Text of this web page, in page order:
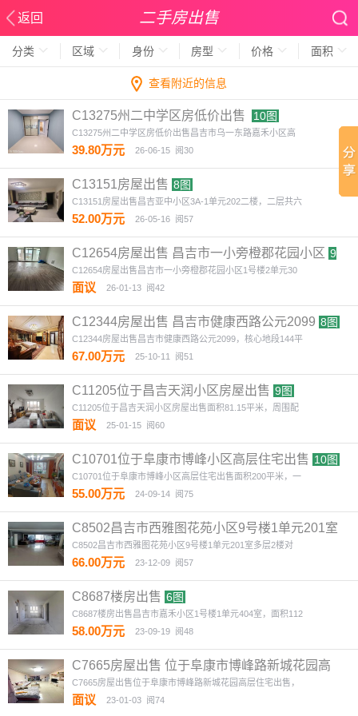
返回 二手房出售
分类 区域 身份 房型 价格 面积
查看附近的信息
C13275州二中学区房低价出售 10图
C13275州二中学区房低价出售昌吉市乌一东路嘉禾小区高
39.80万元 26-06-15 阅30
C13151房屋出售 8图
C13151房屋出售昌吉亚中小区3A-1单元202二楼，二层共六
52.00万元 26-05-16 阅57
C12654房屋出售 昌吉市一小旁橙郡花园小区 9
图
C12654房屋出售昌吉市一小旁橙郡花园小区1号楼2单元30
面议 26-01-13 阅42
C12344房屋出售 昌吉市健康西路公元2099 8图
C12344房屋出售昌吉市健康西路公元2099，核心地段144平
67.00万元 25-10-11 阅51
C11205位于昌吉天润小区房屋出售 9图
C11205位于昌吉天润小区房屋出售面积81.15平米，周围配
面议 25-01-15 阅60
C10701位于阜康市博峰小区高层住宅出售 10图
C10701位于阜康市博峰小区高层住宅出售面积200平米，一
55.00万元 24-09-14 阅75
C8502昌吉市西雅图花苑小区9号楼1单元201室
多层2楼对3图
C8502昌吉市西雅图花苑小区9号楼1单元201室多层2楼对
66.00万元 23-12-09 阅57
C8687楼房出售 6图
C8687楼房出售昌吉市嘉禾小区1号楼1单元404室，面积112
58.00万元 23-09-19 阅48
C7665房屋出售 位于阜康市博峰路新城花园高
层8图
C7665房屋出售位于阜康市博峰路新城花园高层住宅出售，
面议 23-01-03 阅74